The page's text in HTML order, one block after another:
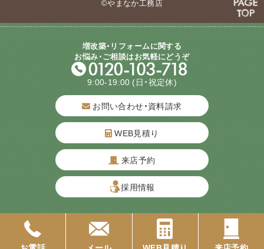
©やまなか工務店
増改築・リフォームに関する
お悩み・ご相談はお気軽にどうぞ
9:00-19:00 (日・祝定休)
お問い合わせ・資料請求
WEB見積り
来店予約
採用情報